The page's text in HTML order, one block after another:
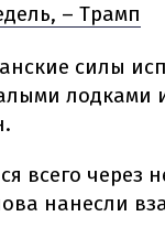
– Трамп
силы
лодками
всего через
нанесли